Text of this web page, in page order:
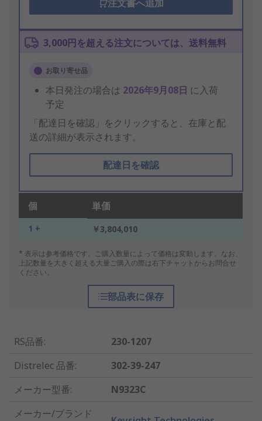
注文書へ追加
3,000円を超える注文については、送料無料
お取り寄せ品
本日発注の場合は 2026年9月08日 に入荷
予定
「配達日を確認」をクリックすると、在庫と配
送の詳細が表示されます。
配達日を確認
個 単価
1 + ￥3,804,010
* 表示は参考価格です。ご購入数量によって価格は変動します。なお、
上記数量を大きく超える大量ご購入の際は右下チャットからお問合せ
ください。
部品表に保存
RS品番:
230-1207
Distrelec 品番:
302-39-247
メーカー型番:
N9323C
メーカー/ブランド